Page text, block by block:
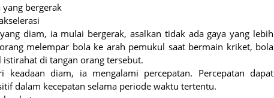
bergerak
diam, ia mulai bergerak, asalkan tidak ada gaya yang lebih
melempar bola ke arah pemukul saat bermain kriket, bola
di tangan orang tersebut.
keadaan diam, ia mengalami percepatan. Percepatan dapat
dalam kecepatan selama periode waktu tertentu.